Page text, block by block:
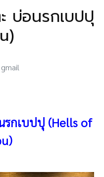
บ่อนรกเบปปุ
กเบปปุ (Hells of